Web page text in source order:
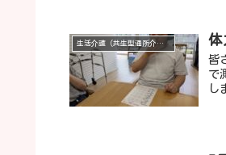
生活介護（共生型通所介護） 体
皆
で
し